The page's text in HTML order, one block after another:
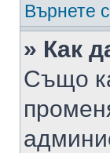
Върнете
» Как
Също